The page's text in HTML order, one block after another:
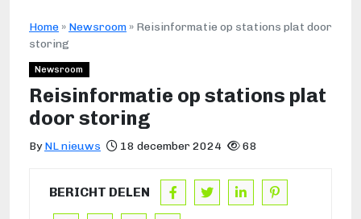
Home » Newsroom » Reisinformatie op stations plat door
storing
Newsroom
Reisinformatie op stations plat
door storing
ByNL nieuws 18 december 2024 68
BERICHT DELEN